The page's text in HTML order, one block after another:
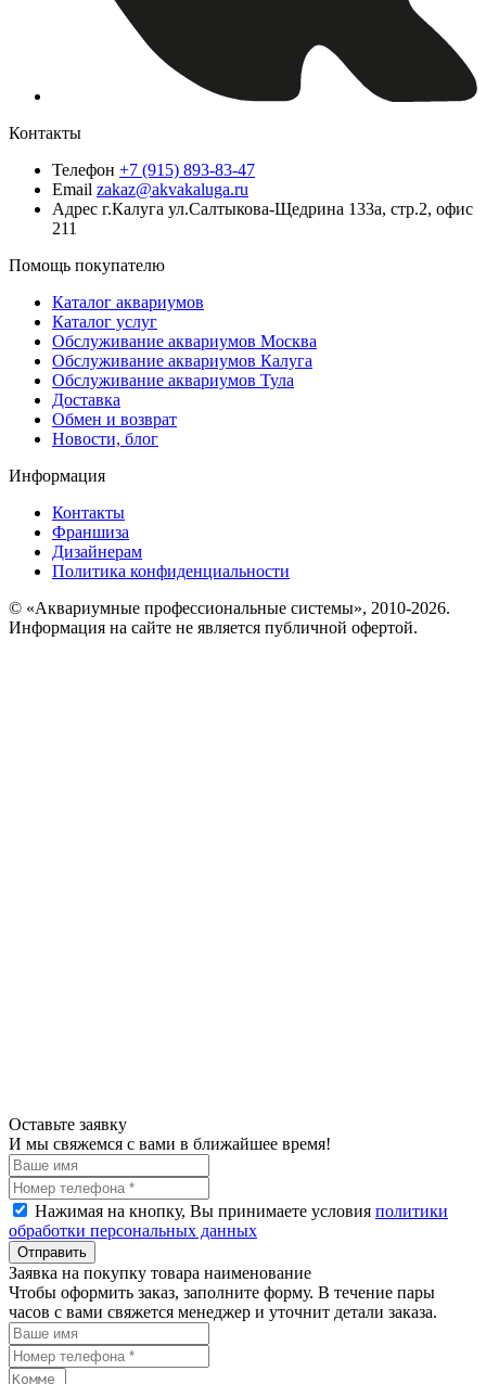
Контакты
Телефон +7 (915) 893-83-47
Email zakaz@akvakaluga.ru
Адрес г.Калуга ул.Салтыкова-Щедрина 133а, стр.2, офис
211
Помощь покупателю
Каталог аквариумов
Каталог услуг
Обслуживание аквариумов Москва
Обслуживание аквариумов Калуга
Обслуживание аквариумов Тула
Доставка
Обмен и возврат
Новости, блог
Информация
Контакты
Франшиза
Дизайнерам
Политика конфиденциальности
© «Аквариумные профессиональные системы», 2010-2026.
Информация на сайте не является публичной офертой.
Оставьте заявку
И мы свяжемся с вами в ближайшее время!
Нажимая на кнопку, Вы принимаете условия политики
обработки персональных данных
Отправить
Заявка на покупку товара наименование
Чтобы оформить заказ, заполните форму. В течение пары
часов с вами свяжется менеджер и уточнит детали заказа.